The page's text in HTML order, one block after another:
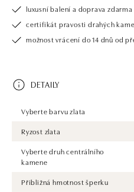
luxusní balení a doprava zdarma
certifikát pravosti drahých
možnost vrácení do 14 dnů od
DETAILY
Vyberte barvu zlata
Ryzost zlata
Vyberte druh centrálního
kamene
Přibližná hmotnost šperku